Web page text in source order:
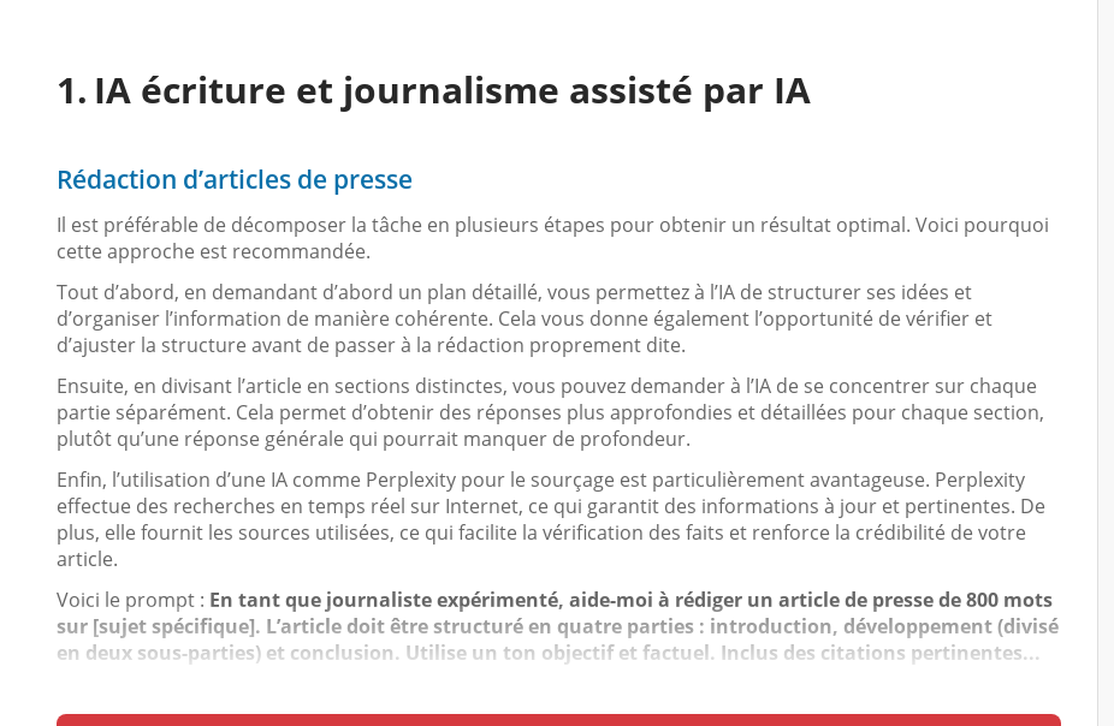
IA écriture et journalisme assisté par IA
Rédaction d’articles de presse
Il est préférable de décomposer la tâche en plusieurs étapes pour obtenir un résultat optimal. Voici pourquoi
cette approche est recommandée.
Tout d’abord, en demandant d’abord un plan détaillé, vous permettez à l’IA de structurer ses idées et
d’organiser l’information de manière cohérente. Cela vous donne également l’opportunité de vérifier et
d’ajuster la structure avant de passer à la rédaction proprement dite.
Ensuite, en divisant l’article en sections distinctes, vous pouvez demander à l’IA de se concentrer sur chaque
partie séparément. Cela permet d’obtenir des réponses plus approfondies et détaillées pour chaque section,
plutôt qu’une réponse générale qui pourrait manquer de profondeur.
Enfin, l’utilisation d’une IA comme Perplexity pour le sourçage est particulièrement avantageuse. Perplexity
effectue des recherches en temps réel sur Internet, ce qui garantit des informations à jour et pertinentes. De
plus, elle fournit les sources utilisées, ce qui facilite la vérification des faits et renforce la crédibilité de votre
article.
Voici le prompt : En tant que journaliste expérimenté, aide-moi à rédiger un article de presse de 800 mots
sur [sujet spécifique]. L’article doit être structuré en quatre parties : introduction, développement (divisé
en deux sous-parties) et conclusion. Utilise un ton objectif et factuel. Inclus des citations pertinentes...